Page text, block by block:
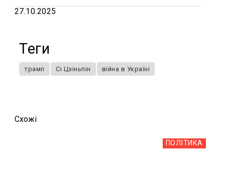
27.10.2025
Теги
трамп Сі Цзіньпін війна в Україні
Схожi
ПОЛІТИКА